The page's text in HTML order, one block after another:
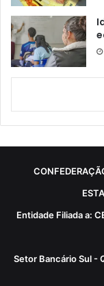
Entidade Filiada a:
Setor Bancário Sul -